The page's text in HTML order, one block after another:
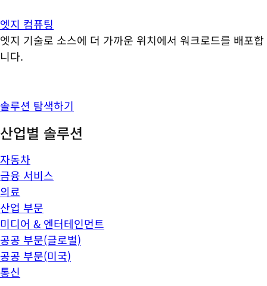
엣지 컴퓨팅
엣지 기술로 소스에 더 가까운 위치에서 워크로드를 배포합
니다.
솔루션 탐색하기
산업별 솔루션
자동차
금융 서비스
의료
산업 부문
미디어 & 엔터테인먼트
공공 부문(글로벌)
공공 부문(미국)
통신